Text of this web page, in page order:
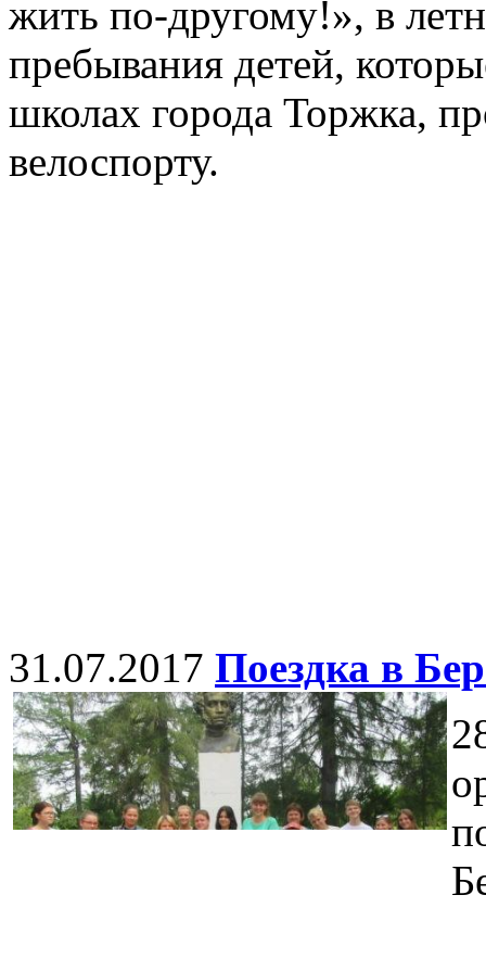
жить по-другому!», в
пребывания детей,
школах города Торжка,
велоспорту.
31.07.2017 Поездка в